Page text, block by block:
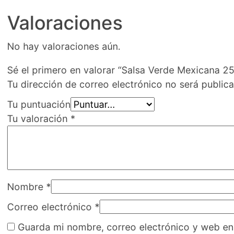
Valoraciones
No hay valoraciones aún.
Sé el primero en valorar “Salsa Verde Mexicana
Tu dirección de correo electrónico no será
Tu puntuación
Tu valoración *
Nombre *
Correo electrónico *
Guarda mi nombre, correo electrónico y web